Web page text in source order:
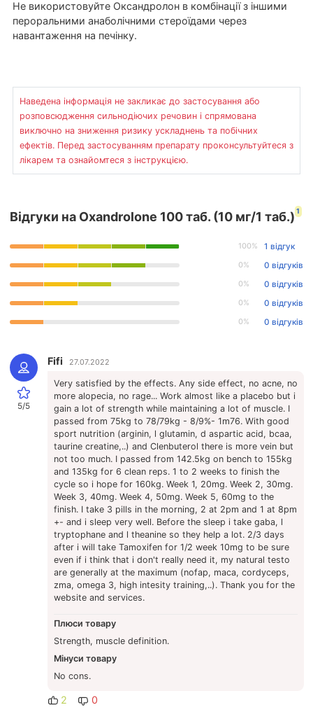
Не використовуйте Оксандролон в комбінації з іншими
пероральними анаболічними стероїдами через
навантаження на печінку.
Наведена інформація не закликає до застосування або
розповсюдження сильнодіючих речовин і спрямована
виключно на зниження ризику ускладнень та побічних
ефектів. Перед застосуванням препарату проконсультуйтеся з
лікарем та ознайомтеся з інструкцією.
Відгуки на Oxandrolone 100 таб. (10 мг/1 таб.) 1
100% 1 відгук
0% 0 відгуків
0% 0 відгуків
0% 0 відгуків
0% 0 відгуків
5/5
Fifi 27.07.2022
Very satisfied by the effects. Any side effect, no acne, no
more alopecia, no rage... Work almost like a placebo but i
gain a lot of strength while maintaining a lot of muscle. I
passed from 75kg to 78/79kg - 8/9%- 1m76. With good
sport nutrition (arginin, l glutamin, d aspartic acid, bcaa,
taurine creatine,..) and Clenbuterol there is more vein but
not too much. I passed from 142.5kg on bench to 155kg
and 135kg for 6 clean reps. 1 to 2 weeks to finish the
cycle so i hope for 160kg. Week 1, 20mg. Week 2, 30mg.
Week 3, 40mg. Week 4, 50mg. Week 5, 60mg to the
finish. I take 3 pills in the morning, 2 at 2pm and 1 at 8pm
+- and i sleep very well. Before the sleep i take gaba, l
tryptophane and l theanine so they help a lot. 2/3 days
after i will take Tamoxifen for 1/2 week 10mg to be sure
even if i think that i don't really need it, my natural testo
are generally at the maximum (nofap, maca, cordyceps,
zma, omega 3, high intesity training,..). Thank you for the
website and services.
Плюси товару
Strength, muscle definition.
Мінуси товару
No cons.
2 0